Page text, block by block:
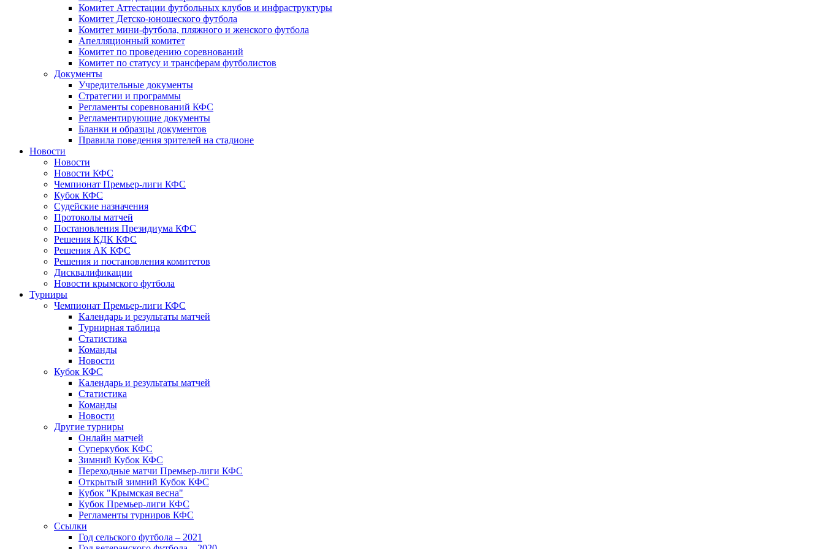
Комитет Аттестации футбольных клубов и инфраструктуры
Комитет Детско-юношеского футбола
Комитет мини-футбола, пляжного и женского футбола
Апелляционный комитет
Комитет по проведению соревнований
Комитет по статусу и трансферам футболистов
Документы
Учредительные документы
Стратегии и программы
Регламенты соревнований КФС
Регламентирующие документы
Бланки и образцы документов
Правила поведения зрителей на стадионе
Новости
Новости
Новости КФС
Чемпионат Премьер-лиги КФС
Кубок КФС
Судейские назначения
Протоколы матчей
Постановления Президиума КФС
Решения КДК КФС
Решения АК КФС
Решения и постановления комитетов
Дисквалификации
Новости крымского футбола
Турниры
Чемпионат Премьер-лиги КФС
Календарь и результаты матчей
Турнирная таблица
Статистика
Команды
Новости
Кубок КФС
Календарь и результаты матчей
Статистика
Команды
Новости
Другие турниры
Онлайн матчей
Суперкубок КФС
Зимний Кубок КФС
Переходные матчи Премьер-лиги КФС
Открытый зимний Кубок КФС
Кубок "Крымская весна"
Кубок Премьер-лиги КФС
Регламенты турниров КФС
Ссылки
Год сельского футбола – 2021